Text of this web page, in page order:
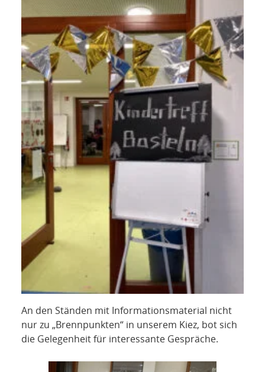
An den Ständen mit Informationsmaterial nicht
nur zu „Brennpunkten“ in unserem Kiez, bot sich
die Gelegenheit für interessante Gespräche.